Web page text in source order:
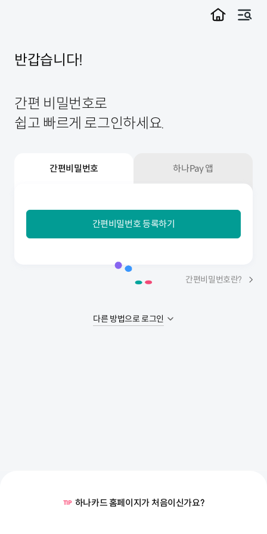
반갑습니다!
간편 비밀번호로
쉽고 빠르게 로그인하세요.
간편비밀번호 하나Pay 앱
간편비밀번호 등록하기
간편비밀번호란?
다른 방법으로 로그인
TIP 하나카드 홈페이지가 처음이신가요?